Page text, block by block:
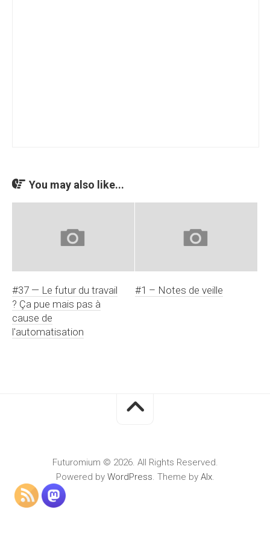
You may also like...
#37 — Le futur du travail
? Ça pue mais pas à
cause de
l'automatisation
#1 – Notes de veille
Futuromium © 2026. All Rights Reserved.
Powered by WordPress. Theme by Alx.